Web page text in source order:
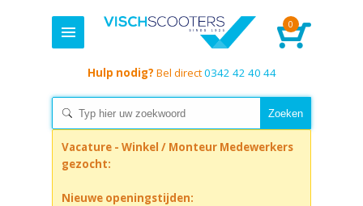
0
Hulp nodig? Bel direct0342 42 40 44
Vacature - Winkel / Monteur Medewerkers
gezocht:
Nieuwe openingstijden: